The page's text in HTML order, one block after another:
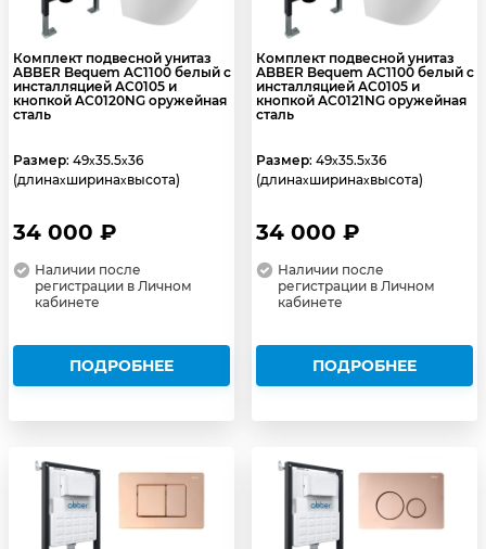
Комплект подвесной унитаз
ABBER Bequem AC1100 белый с
инсталляцией AC0105 и
кнопкой AC0120NG оружейная
сталь
Размер: 49x35.5x36
(длинаxширинаxвысота)
34 000 ₽
Наличии после
регистрации в Личном
кабинете
ПОДРОБНЕЕ
Комплект подвесной унитаз
ABBER Bequem AC1100 белый с
инсталляцией AC0105 и
кнопкой AC0121NG оружейная
сталь
Размер: 49x35.5x36
(длинаxширинаxвысота)
34 000 ₽
Наличии после
регистрации в Личном
кабинете
ПОДРОБНЕЕ